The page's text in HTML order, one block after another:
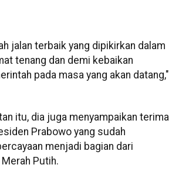
jalan terbaik yang dipikirkan dalam
tenang dan demi kebaikan
pada masa yang akan datang,"
itu, dia juga menyampaikan terima
Prabowo yang sudah
menjadi bagian dari
Putih.